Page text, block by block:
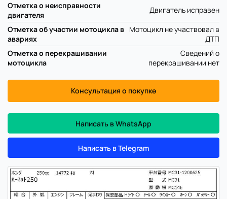
Отметка о неисправности
двигателя
Двигатель исправен
Отметка об участии мотоцикла в
авариях
Мотоцикл не участвовал в
ДТП
Отметка о перекрашивании
мотоцикла
Сведений о
перекрашивании нет
Консультация о покупке
Написать в WhatsApp
Написать в Telegram